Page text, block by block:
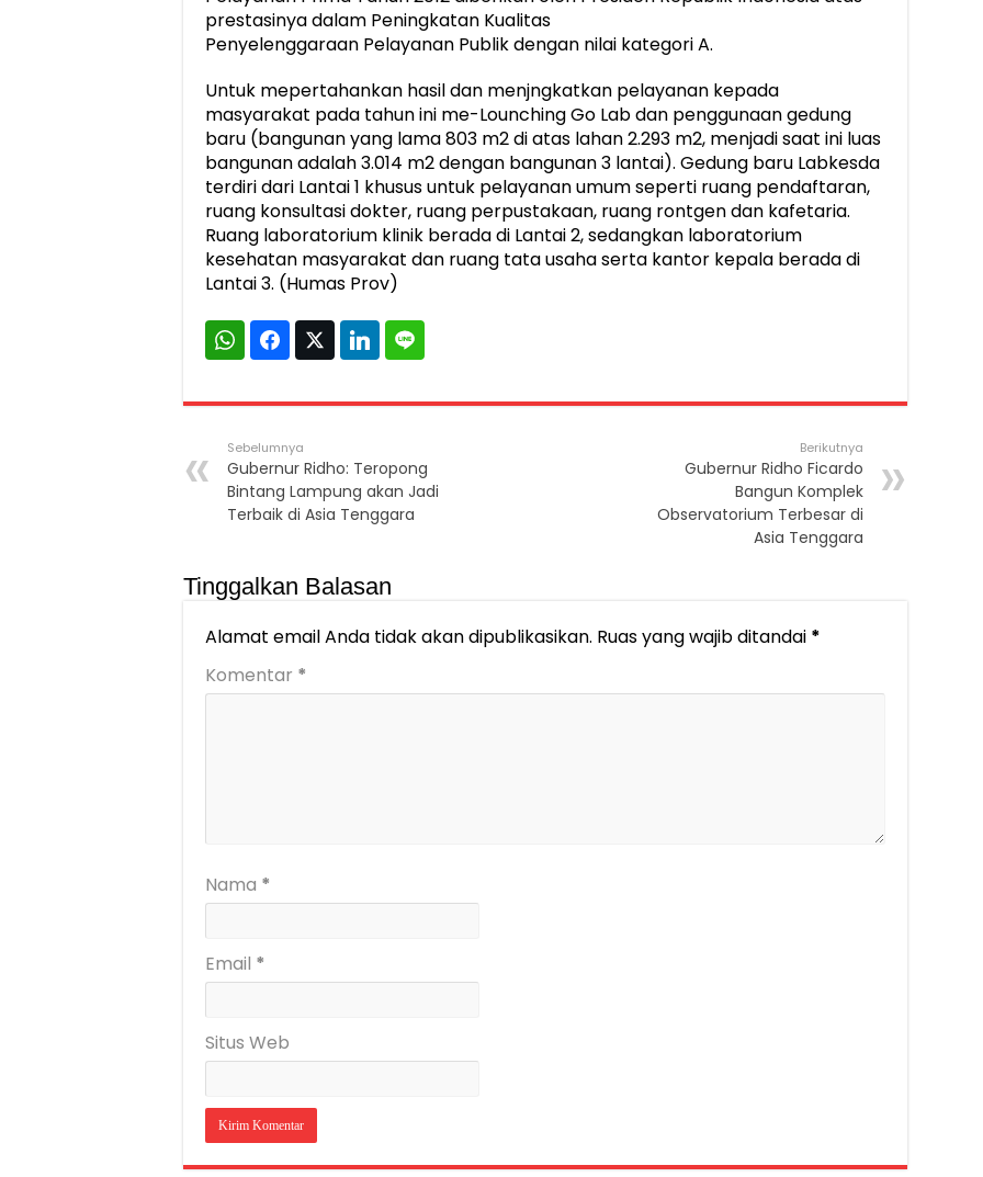
prestasinya dalam Peningkatan Kualitas
Penyelenggaraan Pelayanan Publik dengan nilai kategori A.
Untuk mepertahankan hasil dan menjngkatkan pelayanan kepada
masyarakat pada tahun ini me-Lounching Go Lab dan penggunaan gedung
baru (bangunan yang lama 803 m2 di atas lahan 2.293 m2, menjadi saat ini luas
bangunan adalah 3.014 m2 dengan bangunan 3 lantai). Gedung baru Labkesda
terdiri dari Lantai 1 khusus untuk pelayanan umum seperti ruang pendaftaran,
ruang konsultasi dokter, ruang perpustakaan, ruang rontgen dan kafetaria.
Ruang laboratorium klinik berada di Lantai 2, sedangkan laboratorium
kesehatan masyarakat dan ruang tata usaha serta kantor kepala berada di
Lantai 3. (Humas Prov)
Sebelumnya
Gubernur Ridho: Teropong
Bintang Lampung akan Jadi
Terbaik di Asia Tenggara
Berikutnya
Gubernur Ridho Ficardo
Bangun Komplek
Observatorium Terbesar di
Asia Tenggara
Tinggalkan Balasan
Alamat email Anda tidak akan dipublikasikan. Ruas yang wajib ditandai *
Komentar *
Nama *
Email *
Situs Web